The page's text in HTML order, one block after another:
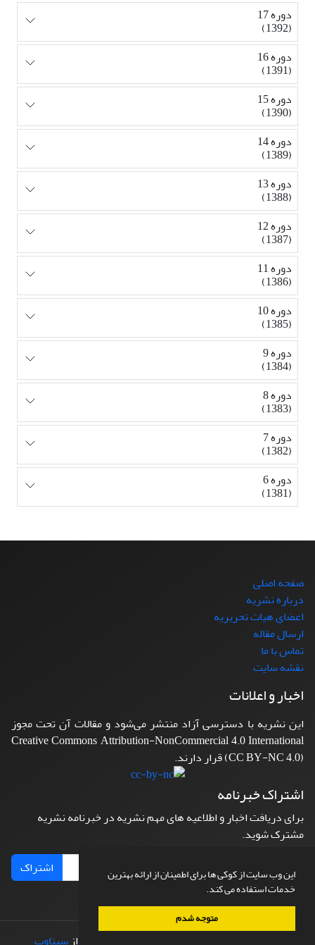
این وب سایت از کوکی ها برای اطمینان از ارائه بهترین
خدمات استفاده می کند.
متوجه شدم
دوره 17
(1392)
دوره 16
(1391)
دوره 15
(1390)
دوره 14
(1389)
دوره 13
(1388)
دوره 12
(1387)
دوره 11
(1386)
دوره 10
(1385)
دوره 9
(1384)
دوره 8
(1383)
دوره 7
(1382)
دوره 6
(1381)
صفحه اصلی
درباره نشریه
اعضای هیات تحریریه
ارسال مقاله
تماس با ما
نقشه سایت
اخبار و اعلانات
این نشریه با دسترسی آزاد منتشر می‌شود و مقالات آن تحت مجوز
Creative Commons Attribution-NonCommercial 4.0 International
(CC BY-NC 4.0) قرار دارند.
اشتراک خبرنامه
برای دریافت اخبار و اطلاعیه های مهم نشریه در خبرنامه نشریه
مشترک شوید.
اشتراک
طراحی و پیاده سازی از سیناوب